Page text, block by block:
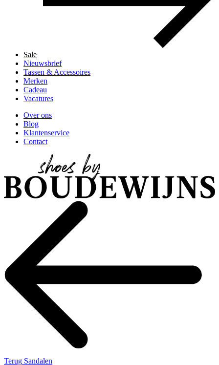
Sale
Nieuwsbrief
Tassen & Accessoires
Merken
Cadeau
Vacatures
Over ons
Blog
Klantenservice
Contact
Terug Sandalen